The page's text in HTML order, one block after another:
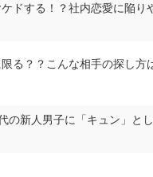
ドする！？社内恋愛に陥り
る？？こんな相手の探し方
の新人男子に「キュン」と